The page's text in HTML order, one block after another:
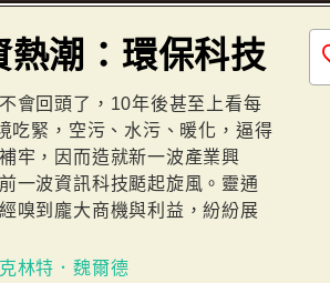
熱潮：環保科技
會回頭了，10年後甚至上看每
吃緊，空污、水污、暖化，逼得
牢，因而造就新一波產業興
一波資訊科技颳起旋風。靈通
嗅到龐大商機與利益，紛紛展
克林特．魏爾德